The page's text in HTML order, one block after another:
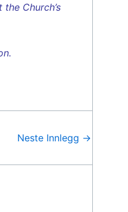
Church’s
Neste Innlegg →